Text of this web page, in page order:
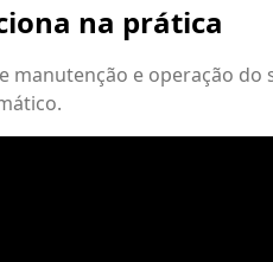
na prática
manutenção e operação do